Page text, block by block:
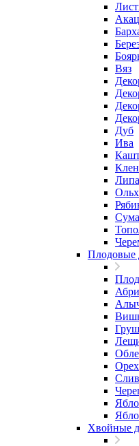
Вяз
Дуб
Ива
Клен
Липа
Плодовые
Орех
Хвойные